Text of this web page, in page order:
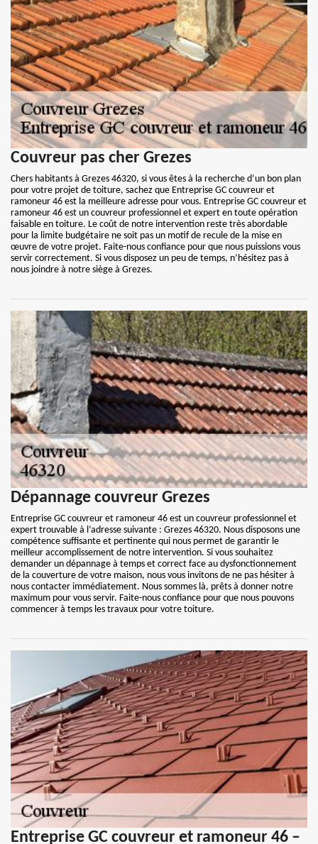
Couvreur pas cher Grezes
Chers habitants à Grezes 46320, si vous êtes à la recherche d’un bon plan
pour votre projet de toiture, sachez que Entreprise GC couvreur et
ramoneur 46 est la meilleure adresse pour vous. Entreprise GC couvreur et
ramoneur 46 est un couvreur professionnel et expert en toute opération
faisable en toiture. Le coût de notre intervention reste très abordable
pour la limite budgétaire ne soit pas un motif de recule de la mise en
œuvre de votre projet. Faite-nous confiance pour que nous puissions vous
servir correctement. Si vous disposez un peu de temps, n’hésitez pas à
nous joindre à notre siège à Grezes.
Dépannage couvreur Grezes
Entreprise GC couvreur et ramoneur 46 est un couvreur professionnel et
expert trouvable à l’adresse suivante : Grezes 46320. Nous disposons une
compétence suffisante et pertinente qui nous permet de garantir le
meilleur accomplissement de notre intervention. Si vous souhaitez
demander un dépannage à temps et correct face au dysfonctionnement
de la couverture de votre maison, nous vous invitons de ne pas hésiter à
nous contacter immédiatement. Nous sommes là, prêts à donner notre
maximum pour vous servir. Faite-nous confiance pour que nous pouvons
commencer à temps les travaux pour votre toiture.
Entreprise GC couvreur et ramoneur 46 –